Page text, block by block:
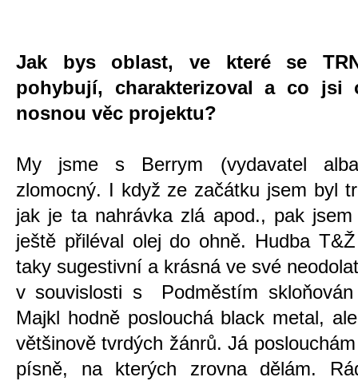
Jak bys oblast, ve které se
pohybují, charakterizoval a co jsi
nosnou věc projektu?
My jsme s Berrym (vydavatel
zlomocný. I když ze začátku jsem byl
jak je ta nahrávka zlá apod., pak
ještě přiléval olej do ohně. Hudba
taky sugestivní a krásná ve své
v souvislosti s Podměstím
Majkl hodně poslouchá black metal,
většinově tvrdých žánrů. Já
písně, na kterých zrovna dělám.